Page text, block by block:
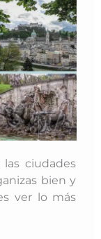
ciudades
bien y
ver lo más